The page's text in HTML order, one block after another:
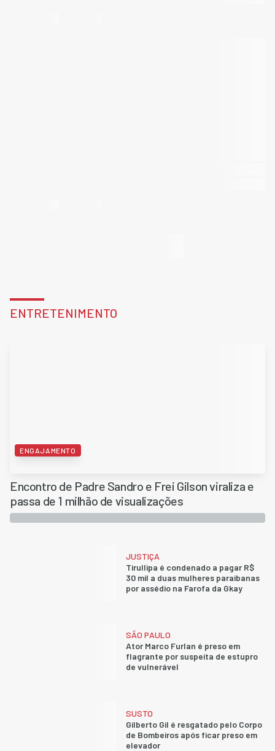
ENTRETENIMENTO
ENGAJAMENTO
Encontro de Padre Sandro e Frei Gilson viraliza e
passa de 1 milhão de visualizações
JUSTIÇA
Tirullipa é condenado a pagar R$
30 mil a duas mulheres paraibanas
por assédio na Farofa da Gkay
SÃO PAULO
Ator Marco Furlan é preso em
flagrante por suspeita de estupro
de vulnerável
SUSTO
Gilberto Gil é resgatado pelo Corpo
de Bombeiros após ficar preso em
elevador